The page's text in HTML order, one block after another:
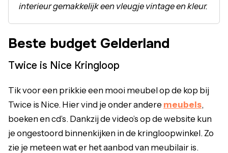
interieur gemakkelijk een vleugje vintage en kleur.
Beste budget Gelderland
Twice is Nice Kringloop
Tik voor een prikkie een mooi meubel op de kop bij
Twice is Nice. Hier vind je onder andere meubels,
boeken en cd’s. Dankzij de video’s op de website kun
je ongestoord binnenkijken in de kringloopwinkel. Zo
zie je meteen wat er het aanbod van meubilair is.